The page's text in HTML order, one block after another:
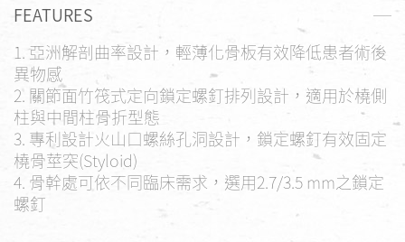
FEATURES
1.亞洲解剖曲率設計，輕薄化骨板有效降低患者術後
異物感
2. 關節面竹筏式定向鎖定螺釘排列設計，適用於橈側
柱與中間柱骨折型態
3. 專利設計火山口螺絲孔洞設計，鎖定螺釘有效固定
橈骨莖突(Styloid)
4. 骨幹處可依不同臨床需求，選用2.7/3.5 mm之鎖定
螺釘